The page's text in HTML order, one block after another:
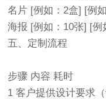
名片 [例如：2盒] [例
海报 [例如：10张] [
五、定制流程
步骤 内容 耗时
1 客户提供设计要求